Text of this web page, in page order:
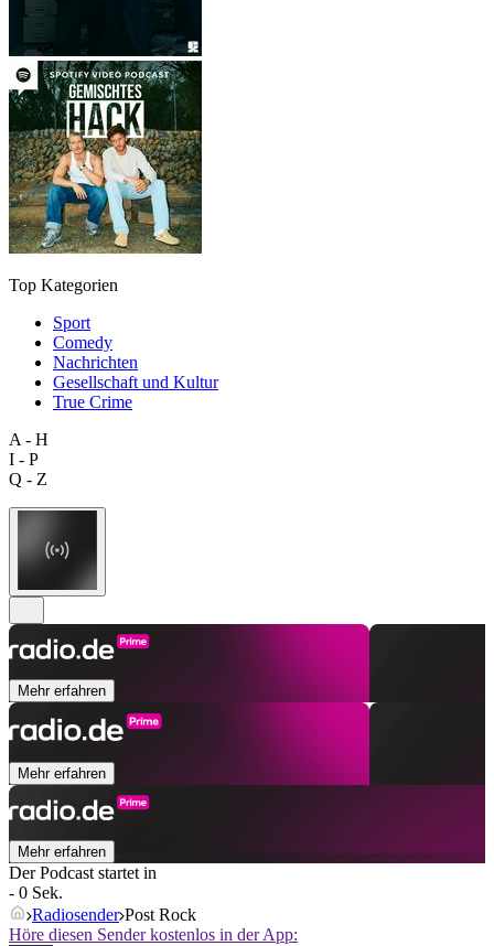
Top Kategorien
Sport
Comedy
Nachrichten
Gesellschaft und Kultur
True Crime
A - H
I - P
Q - Z
Mehr erfahren
Mehr erfahren
Mehr erfahren
Der Podcast startet in
- 0 Sek.
Radiosender Post Rock
Höre diesen Sender kostenlos in der App: